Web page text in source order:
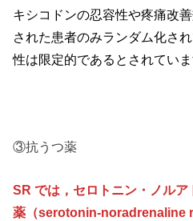
キシコドンの忍容性や疼痛改
された患者のみランダム化さ
性は限定的であるとされていま
③抗うつ薬
SR では，セロトニン・ノル
薬（serotonin-noradrenaline